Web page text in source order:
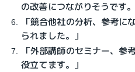
の改善につながりそうです。
「競合他社の分析、参考に
られました。」
「外部講師のセミナー、参
役立てます。」